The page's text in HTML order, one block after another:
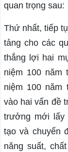
quan trọng sau:
Thứ nhất, tiếp
tảng cho các
thắng lợi hai
niệm 100 năm
niệm 100 năm
vào hai vấn đề
trưởng mới lấy
tạo và chuyển
năng suất,